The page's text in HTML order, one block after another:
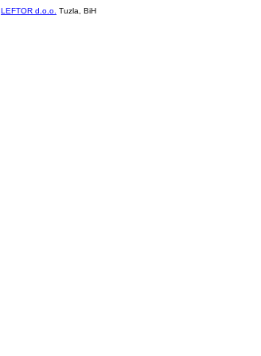
LEFTOR d.o.o. Tuzla, BiH